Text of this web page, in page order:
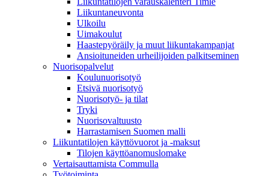
Liikuntaneuvonta
Ulkoilu
Uimakoulut
Haastepyöräily ja muut liikuntakampanjat
Ansioituneiden urheilijoiden palkitseminen
Nuorisopalvelut
Koulunuorisotyö
Etsivä nuorisotyö
Nuorisotyö- ja tilat
Tryki
Nuorisovaltuusto
Harrastamisen Suomen malli
Liikuntatilojen käyttövuorot ja -maksut
Tilojen käyttöanomuslomake
Vertaisauttamista Commulla